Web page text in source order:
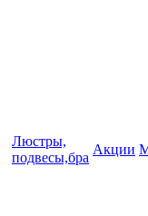
Люстры,
подвесы,бра
Акции